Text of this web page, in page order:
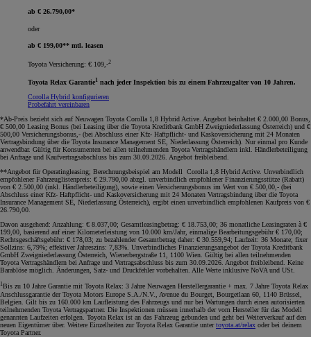
ab € 26.790,00*
oder
ab € 199,00** mtl. leasen
Toyota Versicherung: € 109,-2
Toyota Relax Garantie1 nach jeder Inspektion bis zu einem Fahrzeugalter von 10 Jahren.
Corolla Hybrid konfigurieren
Probefahrt vereinbaren
*Ab-Preis bezieht sich auf Neuwagen Toyota Corolla 1,8 Hybrid Active. Angebot beinhaltet € 2.000,00 Bonus,
€ 500,00 Leasing Bonus (bei Leasing über die Toyota Kreditbank GmbH Zweigniederlassung Österreich) und €
500,00 Versicherungsbonus,- (bei Abschluss einer Kfz- Haftpflicht- und Kaskoversicherung mit 24 Monaten
Vertragsbindung über die Toyota Insurance Management SE, Niederlassung Österreich). Nur einmal pro Kunde
anwendbar. Gültig für Konsumenten bei allen teilnehmenden Toyota Vertragshändlern inkl. Händlerbeteiligung
bei Anfrage und Kaufvertragsabschluss bis zum 30.09.2026. Angebot freibleibend.
**Angebot für Operatingleasing; Berechnungsbeispiel am Modell Corolla 1,8 Hybrid Active. Unverbindlich
empfohlener Fahrzeuglistenpreis: € 29.790,00 abzgl. unverbindlich empfohlener Finanzierungsstütze (Rabatt)
von € 2.500,00 (inkl. Händlerbeteiligung), sowie einen Versicherungsbonus im Wert von € 500,00,- (bei
Abschluss einer Kfz- Haftpflicht- und Kaskoversicherung mit 24 Monaten Vertragsbindung über die Toyota
Insurance Management SE, Niederlassung Österreich), ergibt einen unverbindlich empfohlenen Kaufpreis von €
26.790,00.
Davon ausgehend: Anzahlung: € 8.037,00; Gesamtleasingbetrag: € 18.753,00; 36 monatliche Leasingraten à €
199,00, basierend auf einer Kilometerleistung von 10.000 km/Jahr, einmalige Bearbeitungsgebühr € 170,00;
Rechtsgeschäftsgebühr: € 178,03; zu bezahlender Gesamtbetrag daher: € 30.559,94; Laufzeit: 36 Monate; fixer
Sollzins: 6,79%; effektiver Jahreszins: 7,83%. Unverbindliches Finanzierungsangebot der Toyota Kreditbank
GmbH Zweigniederlassung Österreich, Wienerbergstraße 11, 1100 Wien. Gültig bei allen teilnehmenden
Toyota Vertragshändlern bei Anfrage und Vertragsabschluss bis zum 30.09.2026. Angebot freibleibend. Keine
Barablöse möglich. Änderungen, Satz- und Druckfehler vorbehalten. Alle Werte inklusive NoVA und USt.
1Bis zu 10 Jahre Garantie mit Toyota Relax: 3 Jahre Neuwagen Herstellergarantie + max. 7 Jahre Toyota Relax
Anschlussgarantie der Toyota Motors Europe S.A./N.V., Avenue du Bourget, Bourgetlaan 60, 1140 Brüssel,
Belgien. Gilt bis zu 160.000 km Laufleistung des Fahrzeugs und nur bei Wartungen durch einen autorisierten
teilnehmenden Toyota Vertragspartner. Die Inspektionen müssen innerhalb der vom Hersteller für das Modell
genannten Laufzeiten erfolgen. Toyota Relax ist an das Fahrzeug gebunden und geht bei Weiterverkauf auf den
neuen Eigentümer über. Weitere Einzelheiten zur Toyota Relax Garantie untertoyota.at/relax oder bei deinem
Toyota Partner.